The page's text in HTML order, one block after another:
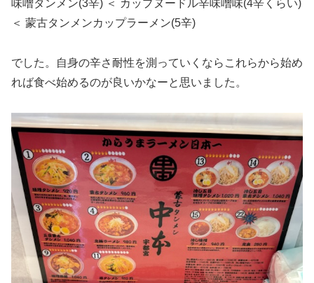
味噌タンメン(3辛) ＜ カップヌードル辛味噌味(4辛くらい)
＜ 蒙古タンメンカップラーメン(5辛)
でした。自身の辛さ耐性を測っていくならこれらから始め
れば食べ始めるのが良いかなーと思いました。